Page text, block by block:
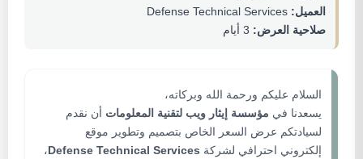
العميل:
صلاحية العرض:
السلام عليكم ورحمة الله وبركاته،
يسعدنا في مؤسسة إيثار ويب لتقنية المعلومات أن نقدم
لسيادتكم عرض السعر الخاص بتصميم وتطوير موقع
إلكتروني احترافي لشركة Defense Technical Services،